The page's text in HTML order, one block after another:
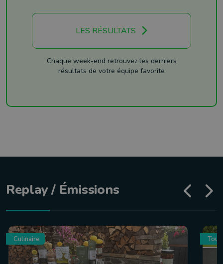
LES RÉSULTATS
Chaque week-end retrouvez les derniers
résultats de votre équipe favorite
Replay / Émissions
Culinaire